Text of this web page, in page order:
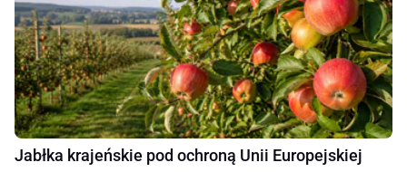
Jabłka krajeńskie pod ochroną Unii Europejskiej